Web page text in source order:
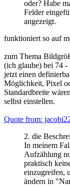
oder? Habe
Felder
angezeigt.
funktioniert so auf
zum Thema
(ich glaube) bei 74
jetzt einen
Möglichkeit, Pixel
Standardbreite
selbst einstellen.
Quote from:
2. die
In meinem
Aufzählung
praktisch
einzugreifen,
ändern in